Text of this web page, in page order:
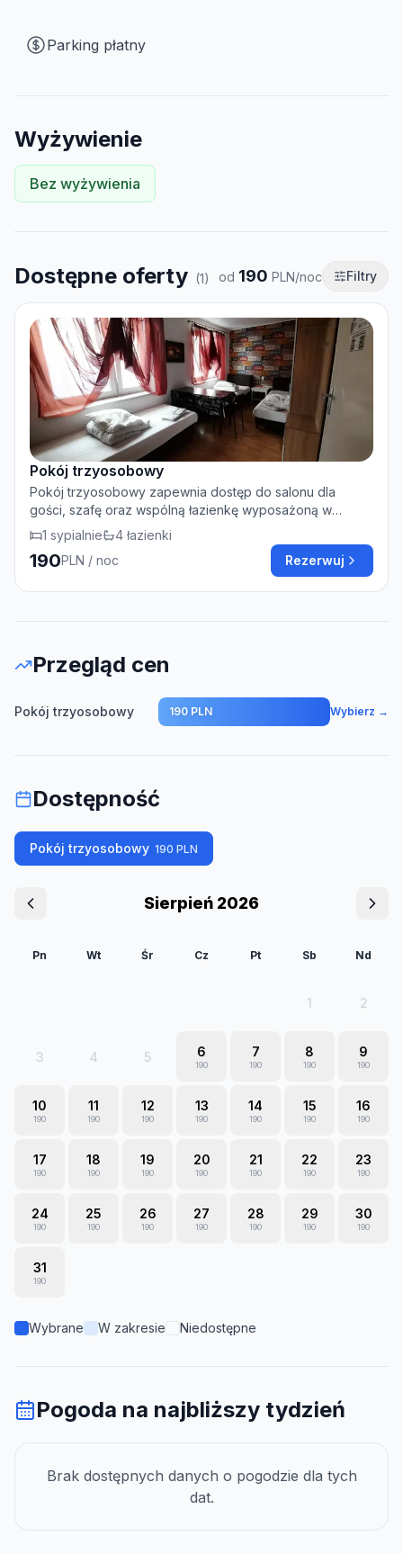
Parking płatny
Wyżywienie
Bez wyżywienia
Dostępne oferty (1) od 190 PLN/noc Filtry
Pokój trzyosobowy
Pokój trzyosobowy zapewnia dostęp do salonu dla
gości, szafę oraz wspólną łazienkę wyposażoną w
prysznic i suszarkę do włosów. W pokoju znajdują się 3
łóżka.
1 sypialnie 4 łazienki
190PLN / noc Rezerwuj
Przegląd cen
Pokój trzyosobowy 190 PLN Wybierz →
Dostępność
Pokój trzyosobowy 190 PLN
Sierpień 2026
Pn Wt Śr Cz Pt Sb Nd
1 2
3 4 5 6
190
7
190
8
190
9
190
10
190
11
190
12
190
13
190
14
190
15
190
16
190
17
190
18
190
19
190
20
190
21
190
22
190
23
190
24
190
25
190
26
190
27
190
28
190
29
190
30
190
31
190
Wybrane W zakresie Niedostępne
Pogoda na najbliższy tydzień
Brak dostępnych danych o pogodzie dla tych
dat.